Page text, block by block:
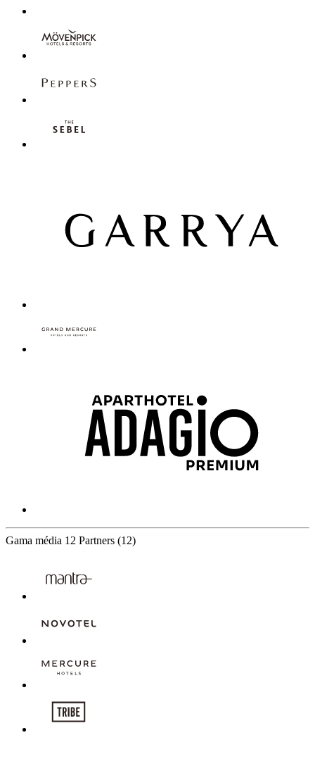
Gama média 12 Partners (12)